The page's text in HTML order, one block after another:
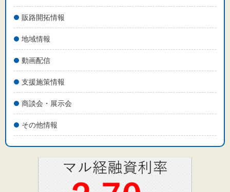
販路開拓情報
地域情報
動画配信
支援施策情報
商談会・展示会
その他情報